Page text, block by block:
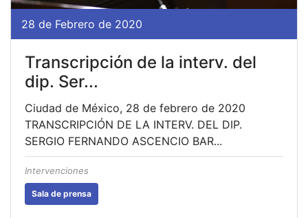
28 de Febrero de 2020
Transcripción de la interv. del
dip. Ser...
Ciudad de México, 28 de febrero de 2020
TRANSCRIPCIÓN DE LA INTERV. DEL DIP.
SERGIO FERNANDO ASCENCIO BAR...
Intervenciones
Sala de prensa